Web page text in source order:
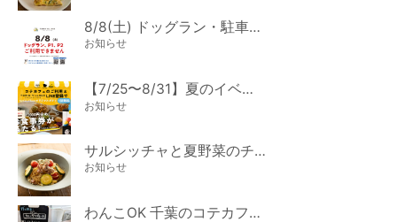
8/8(土) ドッグラン・駐車場ご利用のお知らせ
お知らせ
【7/25〜8/31】夏のイベント開催
お知らせ
サルシッチャと夏野菜のチーズパスタ期間限定新メニュー登場！
お知らせ
わんこOK 千葉のコテカフェ 7月わんこの日 白身魚とカラフルやさいのオムレツ